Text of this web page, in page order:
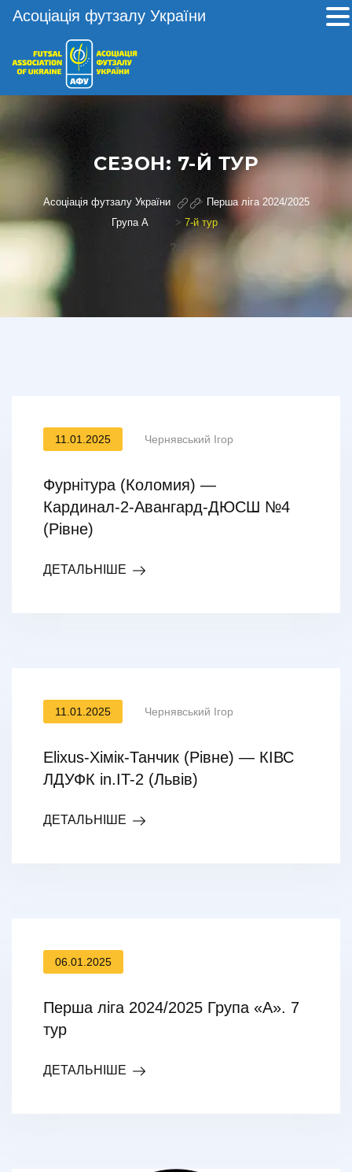
СЕЗОН: 7-Й ТУР
Асоціація футзалу України > Перша ліга 2024/2025
Група А
> 7-й тур
?>
11.01.2025 Чернявський Ігор
Фурнітура (Коломия) —
Кардинал-2-Авангард-ДЮСШ №4
(Рівне)
ДЕТАЛЬНІШЕ
11.01.2025 Чернявський Ігор
Elixus-Хімік-Танчик (Рівне) — КІВС
ЛДУФК in.IT-2 (Львів)
ДЕТАЛЬНІШЕ
06.01.2025
Перша ліга 2024/2025 Група «А». 7
тур
ДЕТАЛЬНІШЕ
Асоціація футзалу України